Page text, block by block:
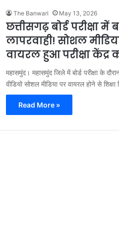
The Banwari May 13, 2026
छत्तीसगढ़ बोर्ड परीक्षा में
लापरवाही! सोशल
वायरल हुआ परीक्षा केंद्र
महासमुंद। महासमुंद जिले में बोर्ड परीक्षा के
वीडियो सोशल मीडिया पर वायरल होने से शिक्षा
Read More »